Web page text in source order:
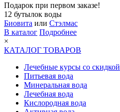
Подарок при первом заказе!
12 бутылок воды
Биовита или Стэлмас
В каталог Подробнее
×
КАТАЛОГ ТОВАРОВ
Лечебные курсы со скидкой
Питьевая вода
Минеральная вода
Лечебная вода
Кислородная вода